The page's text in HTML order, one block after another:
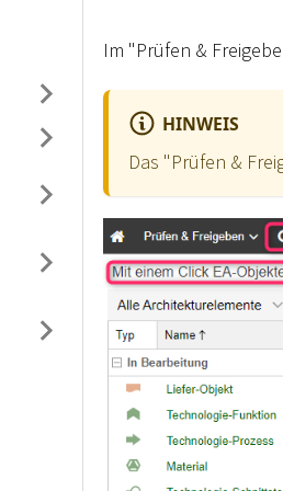
Im "Prüfen &
HINWEIS
Das "Prüfen &